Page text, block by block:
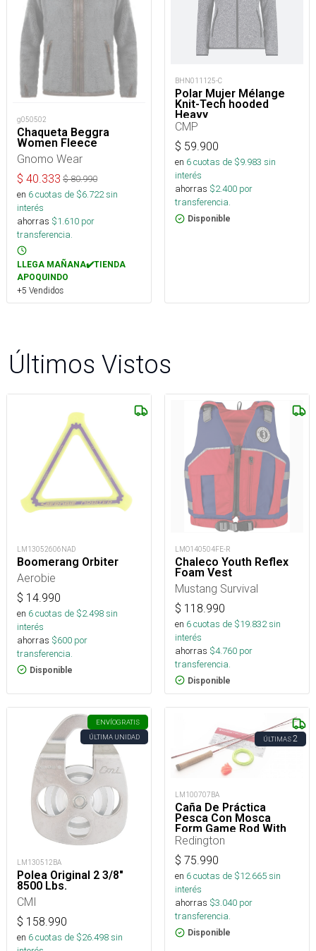
g050502
Chaqueta Beggra
Women Fleece
Gnomo Wear
$ 40.333 $80.990
en 6cuotas de $6.722sin
interés
ahorras $1.610 por
transferencia.
LLEGA MAÑANA✔️TIENDA
APOQUINDO
+5 Vendidos
BHN011125-C
Polar Mujer Mélange
Knit-Tech hooded
Heavy
CMP
$ 59.900
en 6cuotas de $9.983 sin
interés
ahorras $2.400 por
transferencia.
Disponible
Últimos Vistos
LM13052606NAD
Boomerang Orbiter
Aerobie
$ 14.990
en 6cuotas de $2.498sin
interés
ahorras $600 por
transferencia.
Disponible
LMO140504FE-R
Chaleco Youth Reflex
Foam Vest
Mustang Survival
$ 118.990
en 6cuotas de $19.832sin
interés
ahorras $4.760 por
transferencia.
Disponible
ENVÍOGRATIS
ÚLTIMA UNIDAD
LM130512BA
Polea Original 2 3/8"
8500 Lbs.
CMI
$ 158.990
en 6cuotas de $26.498sin
ÚLTIMAS2
LM100707BA
Caña De Práctica
Pesca Con Mosca
Form Game Rod With
Line, Lava
Redington
$ 75.990
en 6cuotas de $12.665sin
interés
ahorras $3.040 por
transferencia.
Disponible